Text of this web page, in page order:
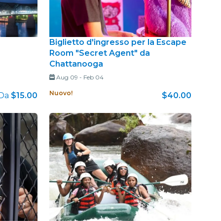
$15.00
Biglietto d'ingresso per la Escape
Room "Secret Agent" da
Chattanooga
Aug 09 - Feb 04
Nuovo! $40.00